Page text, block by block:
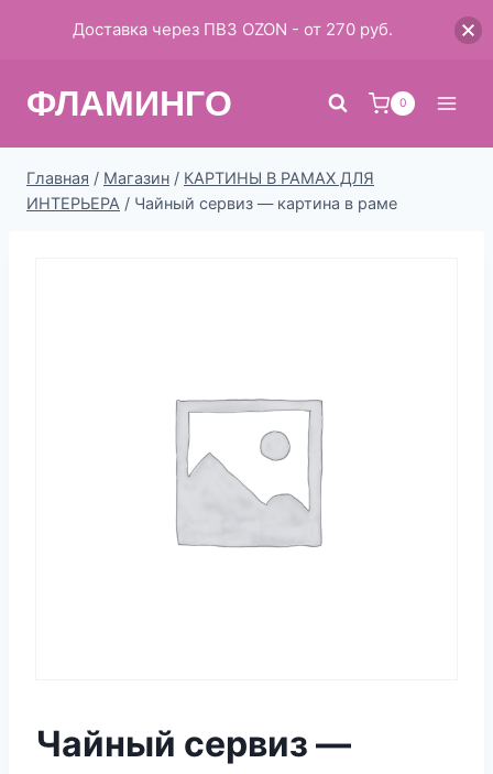
ФЛАМИНГО 0
Главная / Магазин / КАРТИНЫ В РАМАХ ДЛЯ
ИНТЕРЬЕРА / Чайный сервиз — картина в раме
Чайный сервиз —
Доставка через ПВЗ OZON - от 270 руб.